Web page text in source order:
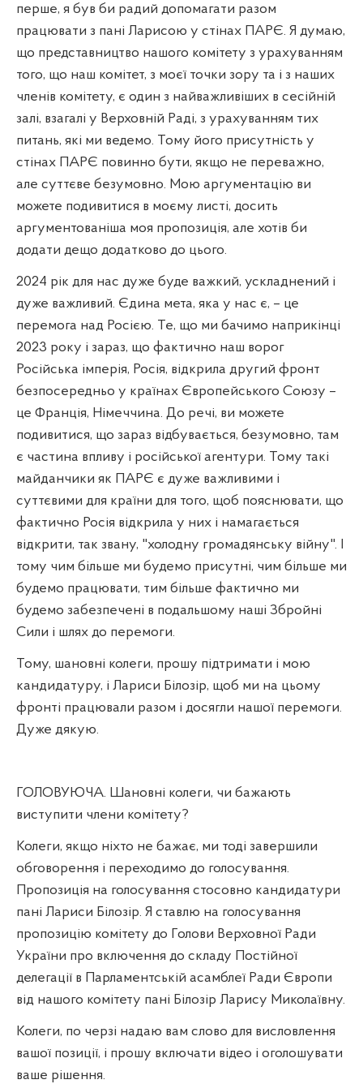
перше, я був би радий допомагати разом
працювати з пані Ларисою у стінах ПАРЄ. Я думаю,
що представництво нашого комітету з урахуванням
того, що наш комітет, з моєї точки зору та і з наших
членів комітету, є один з найважливіших в сесійній
залі, взагалі у Верховній Раді, з урахуванням тих
питань, які ми ведемо. Тому його присутність у
стінах ПАРЄ повинно бути, якщо не переважно,
але суттєве безумовно. Мою аргументацію ви
можете подивитися в моєму листі, досить
аргументованіша моя пропозиція, але хотів би
додати дещо додатково до цього.
2024 рік для нас дуже буде важкий, ускладнений і
дуже важливий. Єдина мета, яка у нас є, – це
перемога над Росією. Те, що ми бачимо наприкінці
2023 року і зараз, що фактично наш ворог
Російська імперія, Росія, відкрила другий фронт
безпосередньо у країнах Європейського Союзу –
це Франція, Німеччина. До речі, ви можете
подивитися, що зараз відбувається, безумовно, там
є частина впливу і російської агентури. Тому такі
майданчики як ПАРЄ є дуже важливими і
суттєвими для країни для того, щоб пояснювати, що
фактично Росія відкрила у них і намагається
відкрити, так звану, "холодну громадянську війну". І
тому чим більше ми будемо присутні, чим більше ми
будемо працювати, тим більше фактично ми
будемо забезпечені в подальшому наші Збройні
Сили і шлях до перемоги.
Тому, шановні колеги, прошу підтримати і мою
кандидатуру, і Лариси Білозір, щоб ми на цьому
фронті працювали разом і досягли нашої перемоги.
Дуже дякую.
ГОЛОВУЮЧА. Шановні колеги, чи бажають
виступити члени комітету?
Колеги, якщо ніхто не бажає, ми тоді завершили
обговорення і переходимо до голосування.
Пропозиція на голосування стосовно кандидатури
пані Лариси Білозір. Я ставлю на голосування
пропозицію комітету до Голови Верховної Ради
України про включення до складу Постійної
делегації в Парламентській асамблеї Ради Європи
від нашого комітету пані Білозір Ларису Миколаївну.
Колеги, по черзі надаю вам слово для висловлення
вашої позиції, і прошу включати відео і оголошувати
ваше рішення.